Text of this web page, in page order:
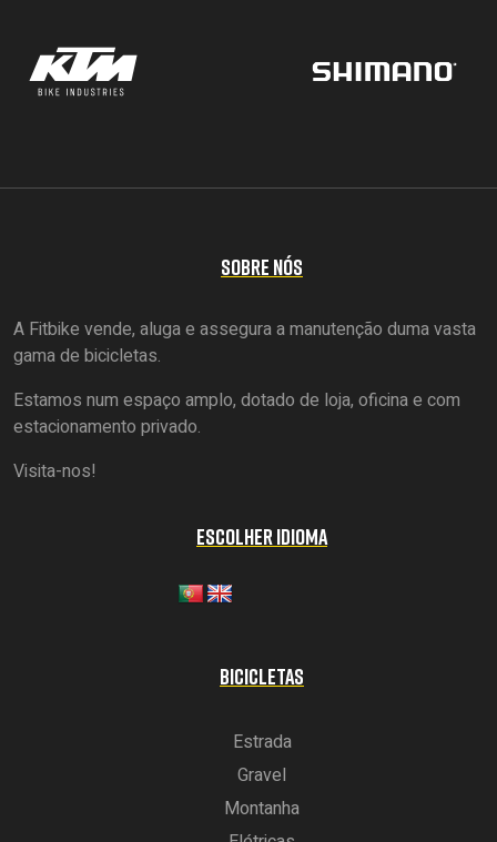
SOBRE NÓS
A Fitbike vende, aluga e assegura a manutenção duma vasta
gama de bicicletas.
Estamos num espaço amplo, dotado de loja, oficina e com
estacionamento privado.
Visita-nos!
ESCOLHER IDIOMA
BICICLETAS
Estrada
Gravel
Montanha